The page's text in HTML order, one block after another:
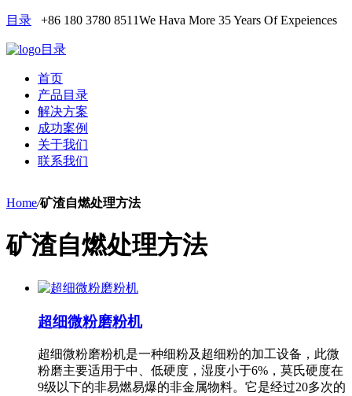
目录 +86 180 3780 8511We Hava More 35 Years Of Expeiences
目录
首页
产品目录
解决方案
成功案例
关于我们
联系我们
Home/矿渣自燃处理方法
矿渣自燃处理方法
超细微粉磨粉机
超细微粉磨粉机是一种细粉及超细粉的加工设备，此微
粉磨主要适用于中、低硬度，湿度小于6%，莫氏硬度在
9级以下的非易燃易爆的非金属物料。它是经过20多次的